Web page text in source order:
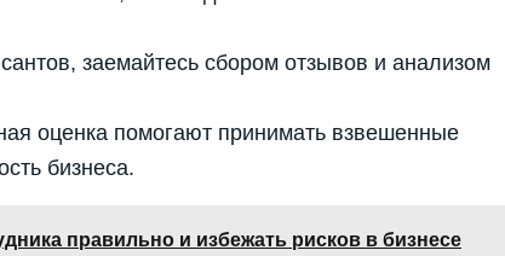
заемайтесь сбором отзывов и анализом
оценка помогают принимать взвешенные
бизнеса.
правильно и избежать рисков в бизнесе